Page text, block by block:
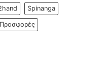
Spinanga
Προσφορές